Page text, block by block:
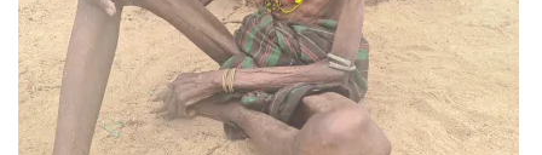
cookies
optional
can
settings